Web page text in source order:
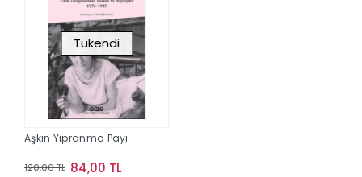
Tükendi
Aşkın Yıpranma Payı
120,00 TL 84,00 TL